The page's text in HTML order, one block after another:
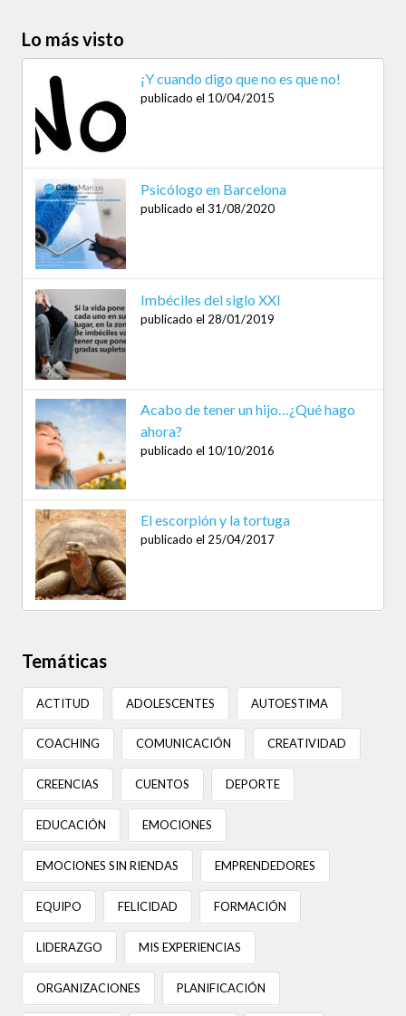
Lo más visto
¡Y cuando digo que no es que no!
publicado el 10/04/2015
Psicólogo en Barcelona
publicado el 31/08/2020
Imbéciles del siglo XXI
publicado el 28/01/2019
Acabo de tener un hijo…¿Qué hago
ahora?
publicado el 10/10/2016
El escorpión y la tortuga
publicado el 25/04/2017
Temáticas
ACTITUD ADOLESCENTES AUTOESTIMA
COACHING COMUNICACIÓN CREATIVIDAD
CREENCIAS CUENTOS DEPORTE
EDUCACIÓN EMOCIONES
EMOCIONES SIN RIENDAS EMPRENDEDORES
EQUIPO FELICIDAD FORMACIÓN
LIDERAZGO MIS EXPERIENCIAS
ORGANIZACIONES PLANIFICACIÓN